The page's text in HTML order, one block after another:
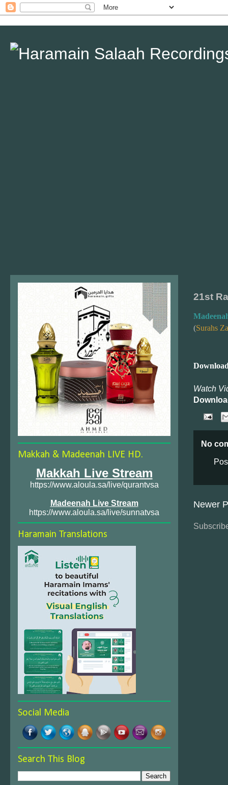
21st
(Surahs
Watch
No
Newer
Makkah & Madeenah LIVE HD.
Makkah Live Stream
https://www.aloula.sa/live/qurantvsa
Madeenah Live Stream
https://www.aloula.sa/live/sunnatvsa
Haramain Translations
Social Media
Search This Blog